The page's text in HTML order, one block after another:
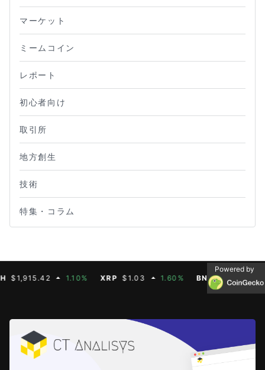
マーケット
ミームコイン
レポート
初心者向け
取引所
地方創生
技術
特集・コラム
1.10% XRP $1.03 1.60% BNB $592.88
Powered by